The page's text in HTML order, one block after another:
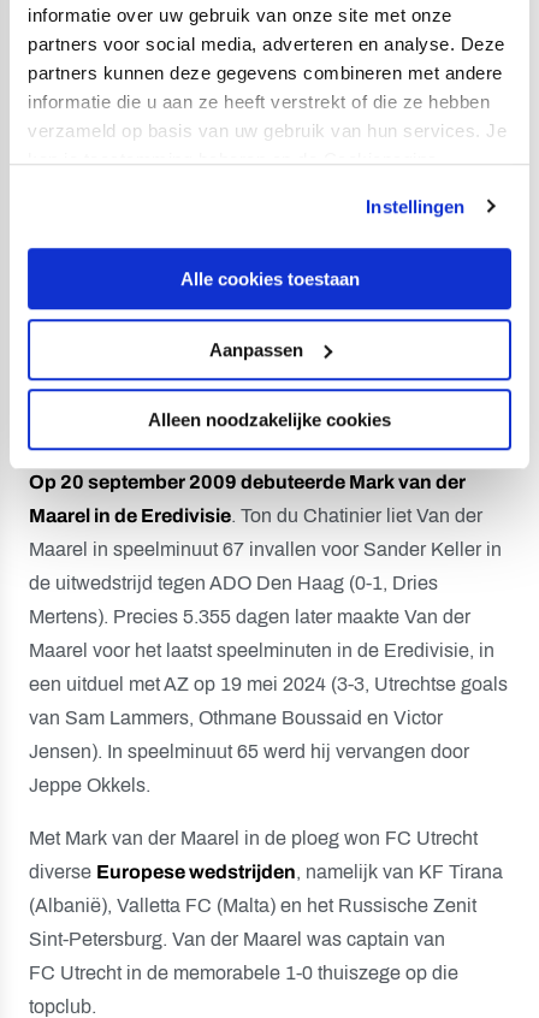
informatie over uw gebruik van onze site met onze
partners voor social media, adverteren en analyse. Deze
partners kunnen deze gegevens combineren met andere
informatie die u aan ze heeft verstrekt of die ze hebben
verzameld op basis van uw gebruik van hun services. Je
kan je toestemming beheren op de Cookiepagina.
Instellingen
Alle cookies toestaan
Aanpassen
Alleen noodzakelijke cookies
Kerk (6), Yassin Ayoub (7), Cyriel Dessers (9), Sander
van de Streek (10) en Zakaria Labyad (11) scoorden dat
seizoen vaker namens FC Utrecht in de Eredivisie dan
Mark van der Maarel, die in de play-offs om Europees
voetbal ook nog eens 2 keer trefzeker was die jaargang.
Dijkhuizen (hoewel Mark van der Maarel in de enige
wedstrijd die Dijkhuizen coachte niet in actie kwam),
Dick Advocaat, John van den Brom, René Hake, Rick
Kruys, Henk Fraser, Michael Silberbauer en Ron Jans.
Op 20 september 2009 debuteerde Mark van der
Maarel in de Eredivisie. Ton du Chatinier liet Van der
Maarel in speelminuut 67 invallen voor Sander Keller in
de uitwedstrijd tegen ADO Den Haag (0-1, Dries
Mertens). Precies 5.355 dagen later maakte Van der
Maarel voor het laatst speelminuten in de Eredivisie, in
een uitduel met AZ op 19 mei 2024 (3-3, Utrechtse goals
van Sam Lammers, Othmane Boussaid en Victor
Jensen). In speelminuut 65 werd hij vervangen door
Jeppe Okkels.
Met Mark van der Maarel in de ploeg won FC Utrecht
diverse Europese wedstrijden, namelijk van KF Tirana
(Albanië), Valletta FC (Malta) en het Russische Zenit
Sint-Petersburg. Van der Maarel was captain van
FC Utrecht in de memorabele 1-0 thuiszege op die
topclub.